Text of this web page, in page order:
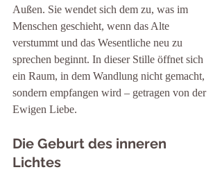
Außen. Sie wendet sich dem zu, was im
Menschen geschieht, wenn das Alte
verstummt und das Wesentliche neu zu
sprechen beginnt. In dieser Stille öffnet sich
ein Raum, in dem Wandlung nicht gemacht,
sondern empfangen wird – getragen von der
Ewigen Liebe.
Die Geburt des inneren
Lichtes